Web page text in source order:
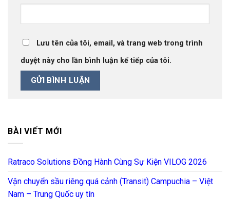
Lưu tên của tôi, email, và trang web trong trình
duyệt này cho lần bình luận kế tiếp của tôi.
BÀI VIẾT MỚI
Ratraco Solutions Đồng Hành Cùng Sự Kiện VILOG 2026
Vận chuyển sầu riêng quá cảnh (Transit) Campuchia – Việt
Nam – Trung Quốc uy tín